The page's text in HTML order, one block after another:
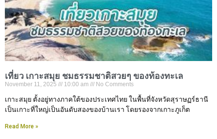
เที่ยว เกาะสมุย ชมธรรมชาติสวยๆ ของท้องทะเล
November 11, 2025 10:00 am No Comments
เกาะสมุย ตั้งอยู่ทางภาคใต้ของประเทศไทย ในพื้นที่จังหวัดสุราษฏร์ธานี
เป็นเกาะที่ใหญ่เป็นอันดับสองของบ้านเรา โดยรองจากเกาะภูเก็ต
Read More »